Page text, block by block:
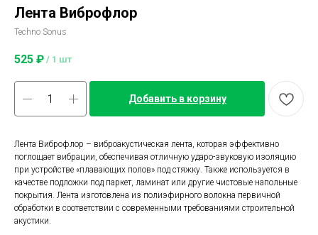
Лента Виброфлор
Techno Sonus
525 ₽ / 1 шт
Добавить в корзину
Лента Виброфлор – виброакустическая лента, которая эффективно
поглощает вибрации, обеспечивая отличную ударо-звуковую изоляцию
при устройстве «плавающих полов» под стяжку. Также используется в
качестве подложки под паркет, ламинат или другие чистовые напольные
покрытия. Лента изготовлена из полиэфирного волокна первичной
обработки в соответствии с современными требованиями строительной
акустики.